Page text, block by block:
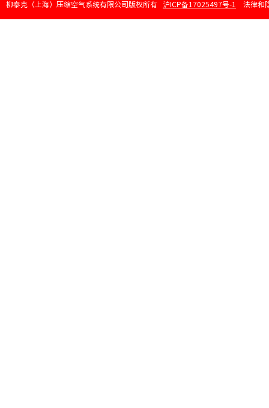
柳泰克（上海）压缩空气系统有限公司版权所有 沪ICP备17025497号-1 法律和